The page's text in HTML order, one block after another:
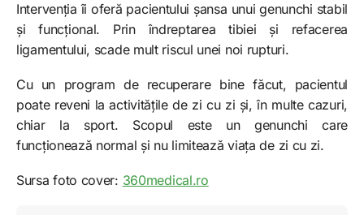
Intervenția îi oferă pacientului șansa unui genunchi stabil
și funcțional. Prin îndreptarea tibiei și refacerea
ligamentului, scade mult riscul unei noi rupturi.
Cu un program de recuperare bine făcut, pacientul
poate reveni la activitățile de zi cu zi și, în multe cazuri,
chiar la sport. Scopul este un genunchi care
funcționează normal și nu limitează viața de zi cu zi.
Sursa foto cover: 360medical.ro